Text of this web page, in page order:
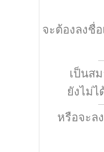
จะต้องลงชื่
เป็นส
ยังไม่ไ
หรือจะล